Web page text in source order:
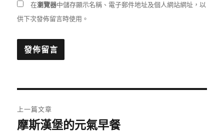
在瀏覽器中儲存顯示名稱、電子郵件地址及個人網站網址，以
供下次發佈留言時使用。
章
上一篇文章
上
摩斯漢堡的元氣早餐